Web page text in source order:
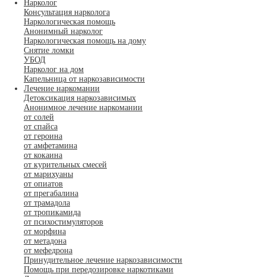
Нарколог
Консультация нарколога
Наркологическая помощь
Анонимный нарколог
Наркологическая помощь на дому
Снятие ломки
УБОД
Нарколог на дом
Капельница от наркозависимости
Лечение наркомании
Детоксикация наркозависимых
Анонимное лечение наркомании
от солей
от спайса
от героина
от амфетамина
от кокаина
от курительных смесей
от марихуаны
от опиатов
от прегабалина
от трамадола
от тропикамида
от психостимуляторов
от морфина
от метадона
от мефедрона
Принудительное лечение наркозависимости
Помощь при передозировке наркотиками